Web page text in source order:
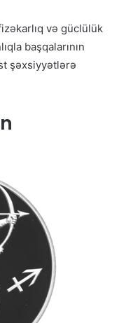
və güclülük
başqalarının
şəxsiyyətlərə